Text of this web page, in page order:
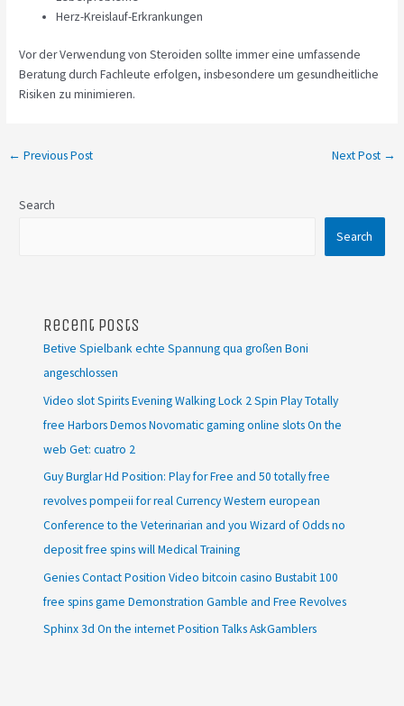
Herz-Kreislauf-Erkrankungen
Vor der Verwendung von Steroiden sollte immer eine umfassende
Beratung durch Fachleute erfolgen, insbesondere um gesundheitliche
Risiken zu minimieren.
← Previous Post Next Post →
Search
Search
Recent Posts
Betive Spielbank echte Spannung qua großen Boni
angeschlossen
Video slot Spirits Evening Walking Lock 2 Spin Play Totally
free Harbors Demos Novomatic gaming online slots On the
web Get: cuatro 2
Guy Burglar Hd Position: Play for Free and 50 totally free
revolves pompeii for real Currency Western european
Conference to the Veterinarian and you Wizard of Odds no
deposit free spins will Medical Training
Genies Contact Position Video bitcoin casino Bustabit 100
free spins game Demonstration Gamble and Free Revolves
Sphinx 3d On the internet Position Talks AskGamblers